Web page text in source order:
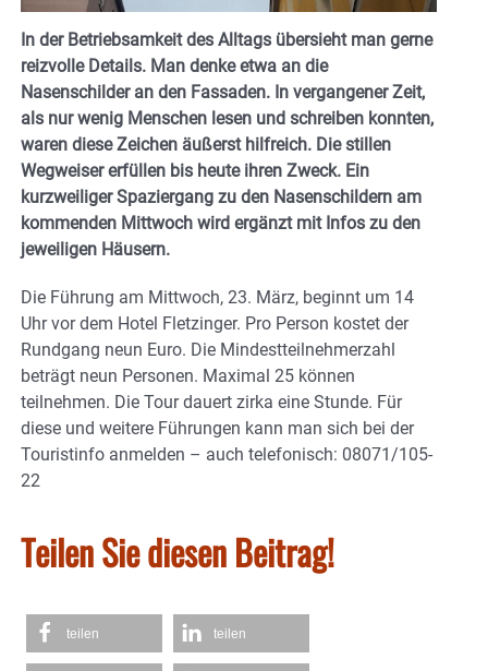
In der Betriebsamkeit des Alltags übersieht man gerne
reizvolle Details. Man denke etwa an die
Nasenschilder an den Fassaden. In vergangener Zeit,
als nur wenig Menschen lesen und schreiben konnten,
waren diese Zeichen äußerst hilfreich. Die stillen
Wegweiser erfüllen bis heute ihren Zweck. Ein
kurzweiliger Spaziergang zu den Nasenschildern am
kommenden Mittwoch wird ergänzt mit Infos zu den
jeweiligen Häusern.
Die Führung am Mittwoch, 23. März, beginnt um 14
Uhr vor dem Hotel Fletzinger. Pro Person kostet der
Rundgang neun Euro. Die Mindestteilnehmerzahl
beträgt neun Personen. Maximal 25 können
teilnehmen. Die Tour dauert zirka eine Stunde. Für
diese und weitere Führungen kann man sich bei der
Touristinfo anmelden – auch telefonisch: 08071/105-
22
Teilen Sie diesen Beitrag!
teilen teilen